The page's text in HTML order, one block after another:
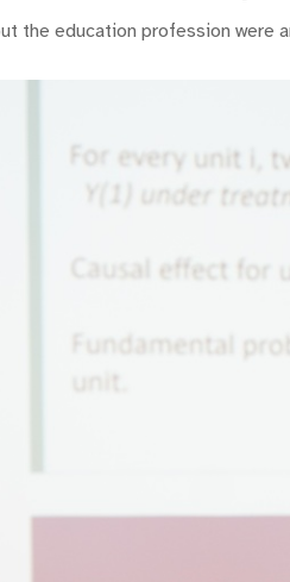
the education profession were